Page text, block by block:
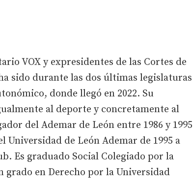
VOX y expresidentes de las Cortes de
sido durante las dos últimas legislaturas
donde llegó en 2022. Su
al deporte y concretamente al
del Ademar de León entre 1986 y 1995
Universidad de León Ademar de 1995 a
Es graduado Social Colegiado por la
grado en Derecho por la Universidad